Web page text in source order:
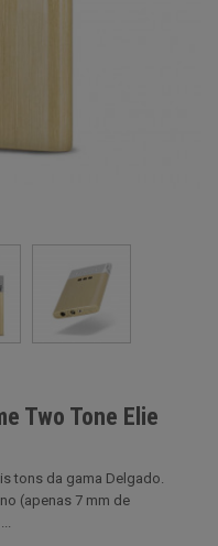
Two Tone Elie
tons da gama Delgado.
(apenas 7 mm de